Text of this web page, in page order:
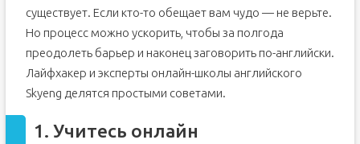
Полиглот: учим английский за 16 часов
В чем ценность проекта «Полиглот»?
16 убойных часов английского
существует. Если кто-то обещает вам чудо — не верьте.
Но процесс можно ускорить, чтобы за полгода
преодолеть барьер и наконец заговорить по-английски.
Лайфхакер и эксперты онлайн-школы английского
Skyeng делятся простыми советами.
1. Учитесь онлайн